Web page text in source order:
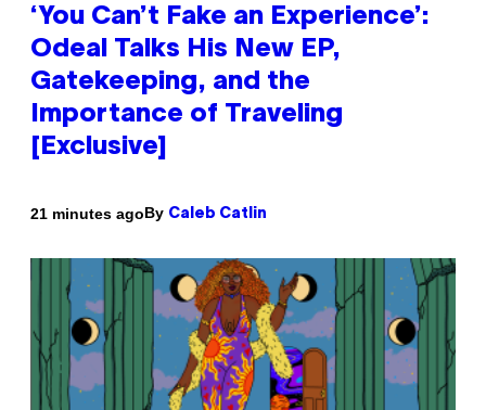
‘You Can’t Fake an Experience’:
Odeal Talks His New EP,
Gatekeeping, and the
Importance of Traveling
[Exclusive]
21 minutes agoBy Caleb Catlin